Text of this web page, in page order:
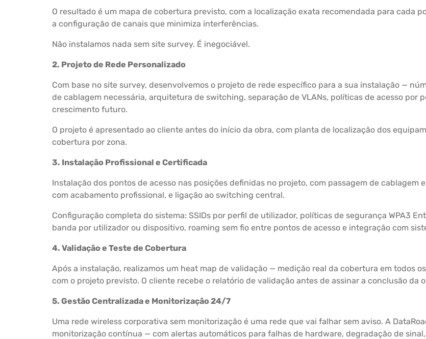
O resultado é um mapa de cobertura previsto, com a localização exata recomendada para cada
a configuração de canais que minimiza interferências.
Não instalamos nada sem site survey. É inegociável.
2. Projeto de Rede Personalizado
Com base no site survey, desenvolvemos o projeto de rede específico para a sua instalação —
de cablagem necessária, arquitetura de switching, separação de VLANs, políticas de acesso por
crescimento futuro.
O projeto é apresentado ao cliente antes do início da obra, com planta de localização dos
cobertura por zona.
3. Instalação Profissional e Certificada
Instalação dos pontos de acesso nas posições definidas no projeto, com passagem de
com acabamento profissional, e ligação ao switching central.
Configuração completa do sistema: SSIDs por perfil de utilizador, políticas de segurança WPA3
banda por utilizador ou dispositivo, roaming sem fio entre pontos de acesso e integração com
4. Validação e Teste de Cobertura
Após a instalação, realizamos um heat map de validação — medição real da cobertura em todos
com o projeto previsto. O cliente recebe o relatório de validação antes de assinar a conclusão da
5. Gestão Centralizada e Monitorização 24/7
Uma rede wireless corporativa sem monitorização é uma rede que vai falhar sem aviso. A
monitorização contínua — com alertas automáticos para falhas de hardware, degradação de